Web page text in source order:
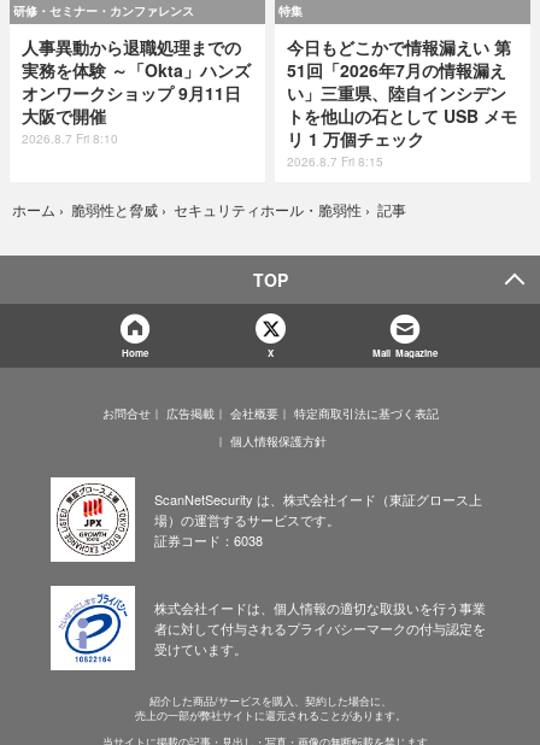
研修・セミナー・カンファレンス
人事異動から退職処理までの
実務を体験 ～「Okta」ハンズ
オンワークショップ 9月11日
大阪で開催
2026.8.7 Fri 8:10
特集
今日もどこかで情報漏えい 第
51回「2026年7月の情報漏え
い」三重県、陸自インシデン
トを他山の石として USB メモ
リ 1 万個チェック
2026.8.7 Fri 8:15
ホーム › 脆弱性と脅威 › セキュリティホール・脆弱性 › 記事
TOP
Home X Mail Magazine
お問合せ 広告掲載 会社概要
特定商取引法に基づく表記
個人情報保護方針
ScanNetSecurity は、株式会社イード（東証グロース上
場）の運営するサービスです。
証券コード：6038
株式会社イードは、個人情報の適切な取扱いを行う事業
者に対して付与されるプライバシーマークの付与認定を
受けています。
紹介した商品/サービスを購入、契約した場合に、
売上の一部が弊社サイトに還元されることがあります。